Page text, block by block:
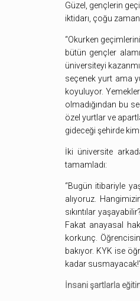
Güzel, gençlerin
iktidarı, çoğu
“Okurken
bütün gençler
üniversiteyi
seçenek yurt ama
koyuluyor.
olmadığından bu
özel yurtlar ve
gideceği şehirde
İki üniversite
tamamladı:
“Bugün itibariyle
alıyoruz.
sıkıntılar
Fakat anayasal
korkunç.
bakıyor. KYK ise
kadar
İnsani şartlarla